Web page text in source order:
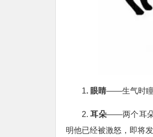
1. 眼睛——生气时瞳
2.耳朵——两个耳朵
明他已经被激怒，即将